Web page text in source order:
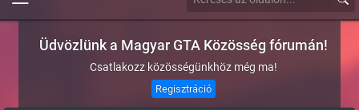
Üdvözlünk a Magyar GTA Közösség fórumán!
Csatlakozz közösségünkhöz még ma!
Regisztráció